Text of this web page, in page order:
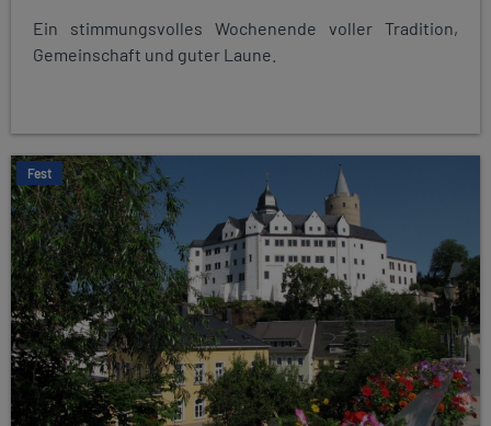
Ein stimmungsvolles Wochenende voller Tradition,
Gemeinschaft und guter Laune.
Fest